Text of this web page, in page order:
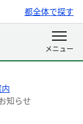
都全体で探す
知らせ